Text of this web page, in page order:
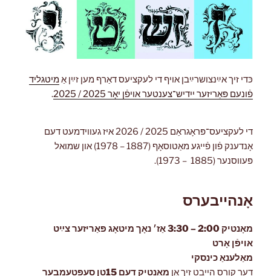
כּדי זיך אײַנצושרײַבן אויף די לעקציעס דאַרף מען זײַן אַמיטגליד
פֿונעם פּאַריזער ייִדיש־צענטער אויפֿן יאָר 2025 / 2025
.
2025
/
2026"
די לעקציעס־פּראָגראַם 2025 / 2026 איז געווידמעט דעם
אָנדענק פֿון פֿייגע מאַטוסאָף (1887 – 1978) און שמואל
פּעווסנער (1885 – 1973).
2024
2025"
אָנהייבערס
מאָנטיק 2:00 – 3:30 אַז׳ נאָך מיטאָג פּאַריזער צײַט
אויפֿן אָרט
מאַלענאַ כינסקי
דער קורס הייבט זיך אָן
מאָנטיק דעם 15טן סעפּטעמבער